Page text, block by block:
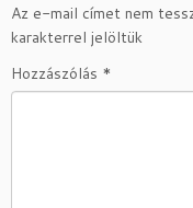
Az e-mail címet nem
karakterrel jelöltük
Hozzászólás *